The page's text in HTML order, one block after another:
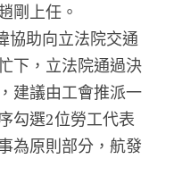
剛上任。
協助向立法院交通
下，立法院通過決
建議由工會推派一
勾選2位勞工代表
為原則部分，航發